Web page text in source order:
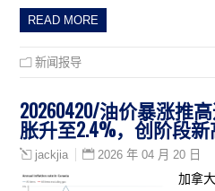
READ MORE
新闻报导
20260420/油价暴涨推
胀升至2.4%，创阶段
jackjia 2026 年 04 月 20 日
加拿